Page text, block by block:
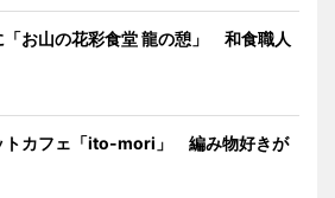
「お山の花彩食堂 龍の憩」 和食職人
トカフェ「ito-mori」 編み物好きが